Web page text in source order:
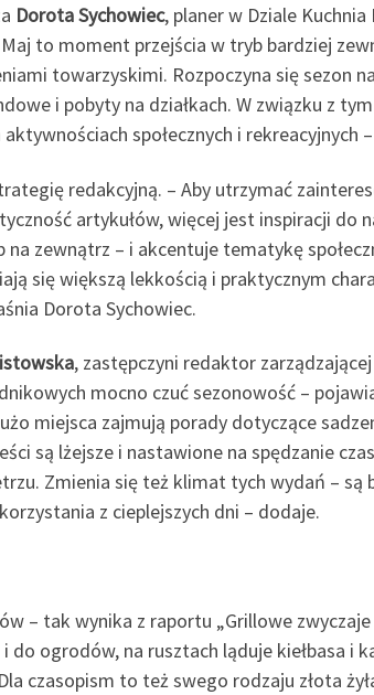
Dorota Sychowiec, planer w Dziale
to moment przejścia w tryb bardziej
towarzyskimi. Rozpoczyna się sezon
i pobyty na działkach. W związku z
społecznych i rekreacyjnych
redakcyjną. – Aby utrzymać
artykułów, więcej jest inspiracji
zewnątrz – i akcentuje tematykę
się większą lekkością i praktycznym
Dorota Sychowiec.
, zastępczyni redaktor
mocno czuć sezonowość –
miejsca zajmują porady dotyczące
są lżejsze i nastawione na spędzanie
Zmienia się też klimat tych wydań –
z cieplejszych dni – dodaje.
– tak wynika z raportu „Grillowe
do ogrodów, na rusztach ląduje kiełbasa
czasopism to też swego rodzaju złota